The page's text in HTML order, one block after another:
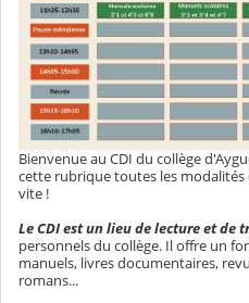
Bienvenue au CDI du collège
cette rubrique toutes les
vite !
Le CDI est un lieu de lecture et de
personnels du collège. Il offre un
manuels, livres documentaires,
romans...